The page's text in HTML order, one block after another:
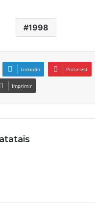
1998
Linkedin Pinterest
Imprimir